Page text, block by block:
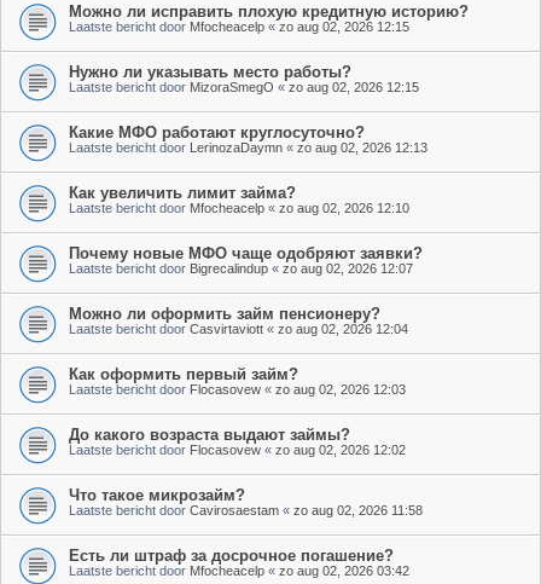
Можно ли исправить плохую кредитную историю?
Laatste bericht door Mfocheacelp « zo aug 02, 2026 12:15
Нужно ли указывать место работы?
Laatste bericht door MizoraSmegO « zo aug 02, 2026 12:15
Какие МФО работают круглосуточно?
Laatste bericht door LerinozaDaymn « zo aug 02, 2026 12:13
Как увеличить лимит займа?
Laatste bericht door Mfocheacelp « zo aug 02, 2026 12:10
Почему новые МФО чаще одобряют заявки?
Laatste bericht door Bigrecalindup « zo aug 02, 2026 12:07
Можно ли оформить займ пенсионеру?
Laatste bericht door Casvirtaviott « zo aug 02, 2026 12:04
Как оформить первый займ?
Laatste bericht door Flocasovew « zo aug 02, 2026 12:03
До какого возраста выдают займы?
Laatste bericht door Flocasovew « zo aug 02, 2026 12:02
Что такое микрозайм?
Laatste bericht door Cavirosaestam « zo aug 02, 2026 11:58
Есть ли штраф за досрочное погашение?
Laatste bericht door Mfocheacelp « zo aug 02, 2026 03:42